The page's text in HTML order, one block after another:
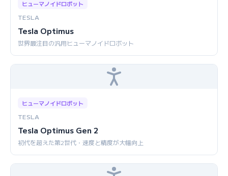
ヒューマノイドロボット
TESLA
Tesla Optimus
世界最注目の汎用ヒューマノイドロボット
ヒューマノイドロボット
TESLA
Tesla Optimus Gen 2
初代を超えた第2世代・速度と精度が大幅向上